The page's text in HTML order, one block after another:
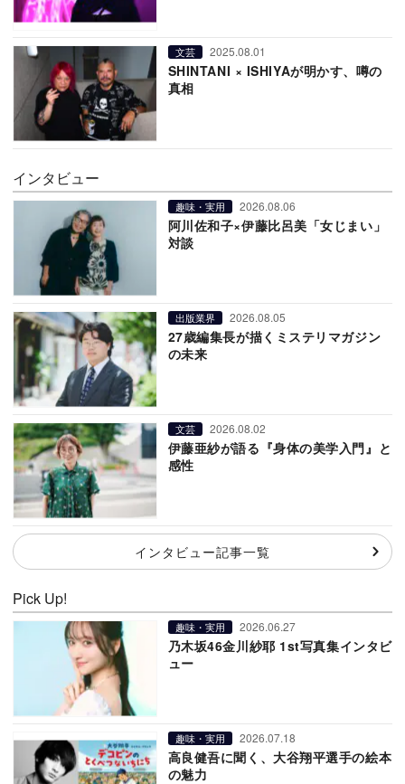
文芸 2025.08.01
SHINTANI × ISHIYAが明かす、噂の
真相
インタビュー
趣味・実用 2026.08.06
阿川佐和子×伊藤比呂美「女じまい」
対談
出版業界 2026.08.05
27歳編集長が描くミステリマガジン
の未来
文芸 2026.08.02
伊藤亜紗が語る『身体の美学入門』と
感性
インタビュー記事一覧
Pick Up!
趣味・実用 2026.06.27
乃木坂46金川紗耶 1st写真集インタビ
ュー
趣味・実用 2026.07.18
高良健吾に聞く、大谷翔平選手の絵本
の魅力